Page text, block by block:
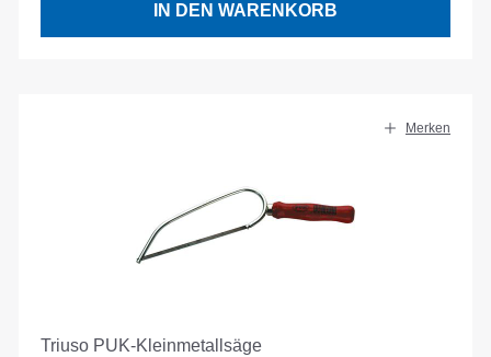
IN DEN WARENKORB
Merken
Triuso PUK-Kleinmetallsäge